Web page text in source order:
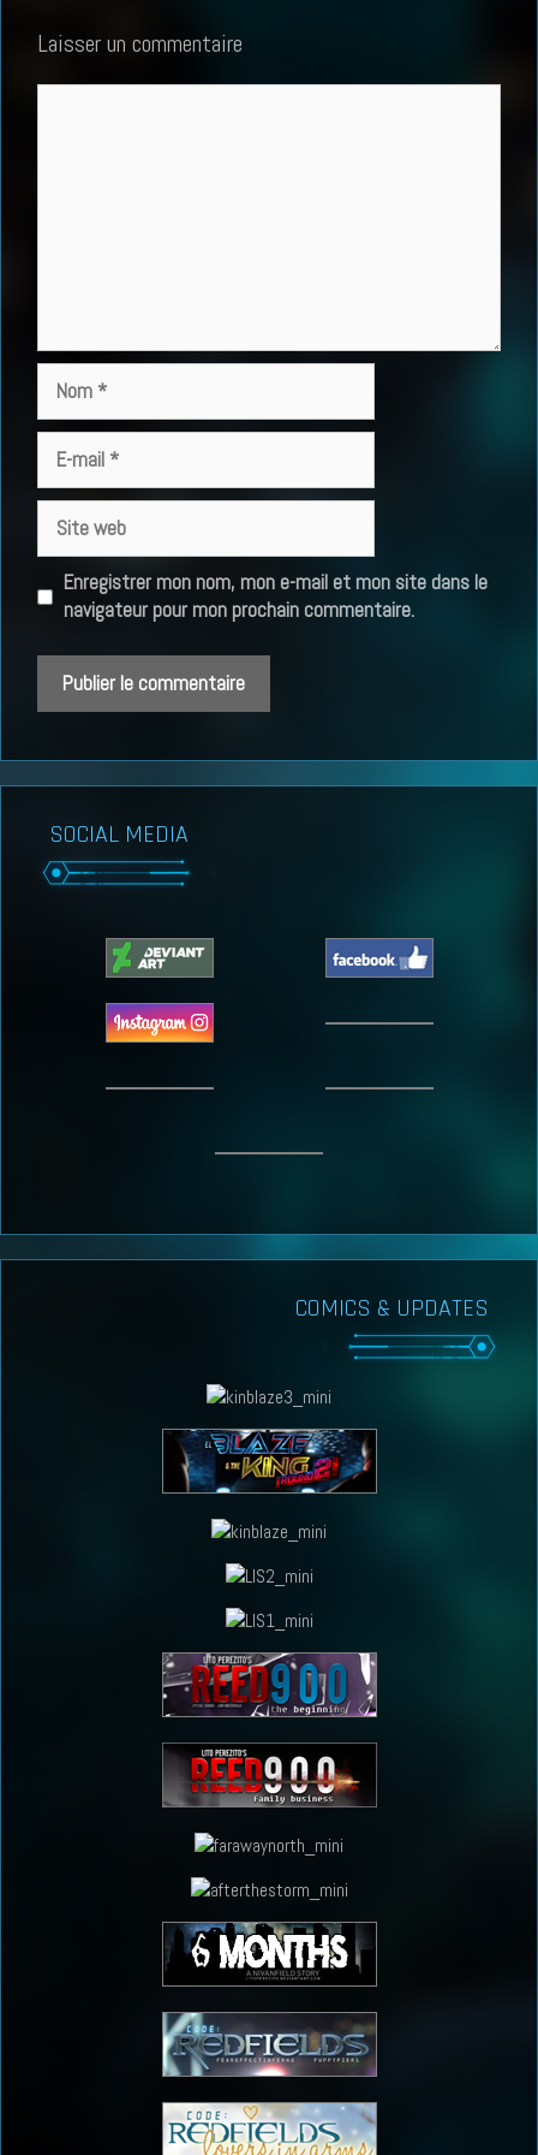
Laisser un commentaire
mail
web
Enregistrer mon nom, mon e-mail et mon site dans le
navigateur pour mon prochain commentaire.
SOCIAL MEDIA
COMICS & UPDATES